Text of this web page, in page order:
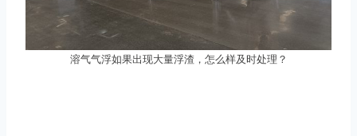
溶气气浮如果出现大量浮渣，怎么样及时处理？